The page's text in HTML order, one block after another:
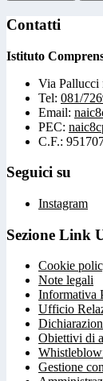
Contatti
Istituto
Via Pallucci
Tel: 081/
Email:
PEC:
C.F.:
Seguici su
Instagram
Sezione Link
Cookie
Note legali
Informativa
Ufficio
Obiettivi di
Gestione